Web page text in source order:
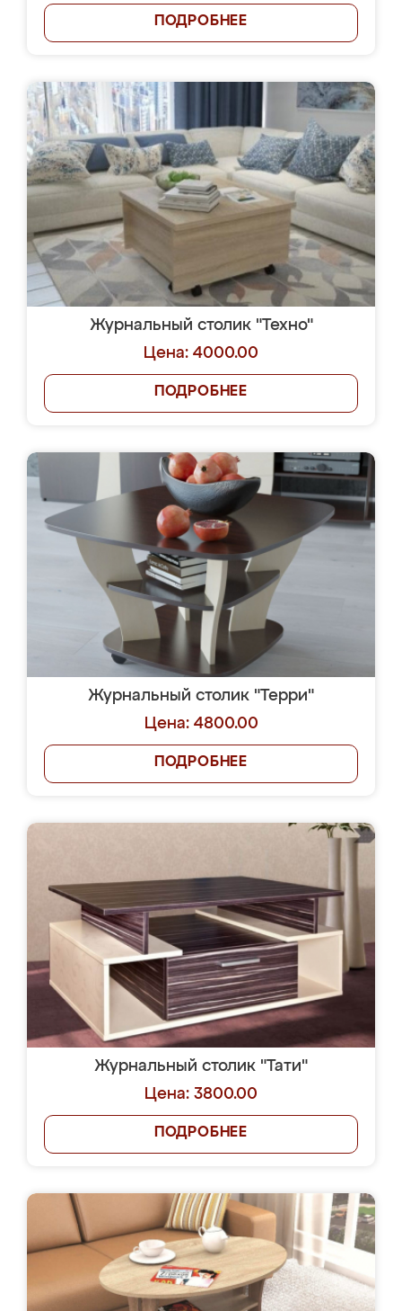
ПОДРОБНЕЕ
Журнальный столик "Техно"
Цена: 4000.00
ПОДРОБНЕЕ
Журнальный столик "Терри"
Цена: 4800.00
ПОДРОБНЕЕ
Журнальный столик "Тати"
Цена: 3800.00
ПОДРОБНЕЕ